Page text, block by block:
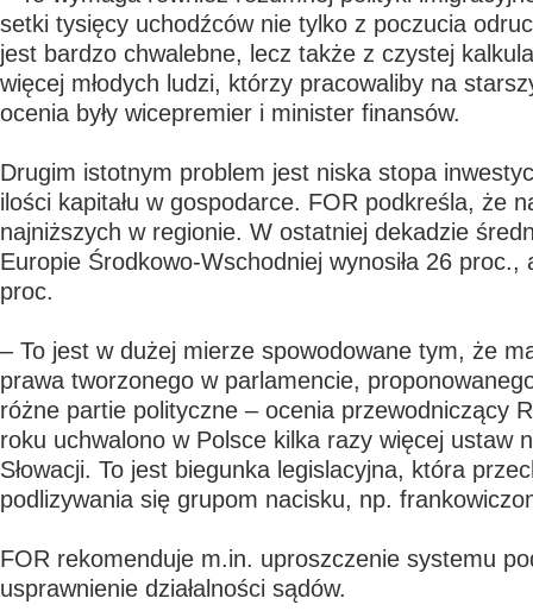
setki tysięcy uchodźców nie tylko z poczucia
jest bardzo chwalebne, lecz także z czystej
więcej młodych ludzi, którzy pracowaliby na
ocenia były wicepremier i minister finansów.
Drugim istotnym problem jest niska stopa
ilości kapitału w gospodarce. FOR podkreśla, że
najniższych w regionie. W ostatniej dekadzie
Europie Środkowo-Wschodniej wynosiła 26 proc.,
proc.
– To jest w dużej mierze spowodowane tym, że
prawa tworzonego w parlamencie,
różne partie polityczne – ocenia przewodniczący
roku uchwalono w Polsce kilka razy więcej ustaw
Słowacji. To jest biegunka legislacyjna, która
podlizywania się grupom nacisku, np.
FOR rekomenduje m.in. uproszczenie systemu
usprawnienie działalności sądów.